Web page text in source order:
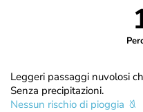
Leggeri passaggi nuvolosi
Senza precipitazioni.
Nessun rischio di pioggia